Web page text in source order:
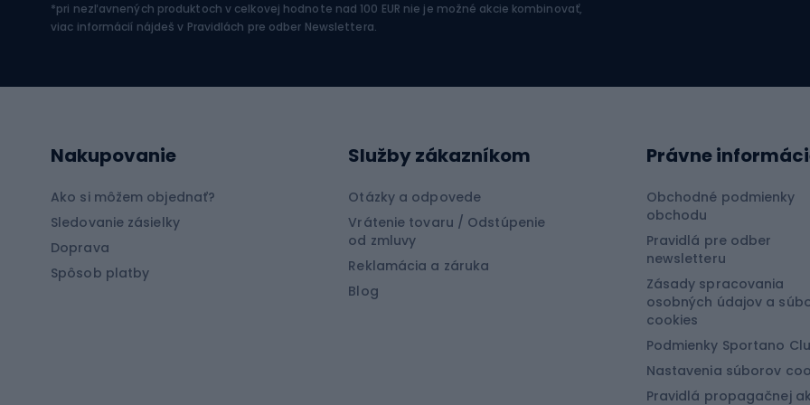
SUP dosky
Cyklistické rukavice
Cyklistické šortky
Cyklistické tričká
Cyklistické nohavice
Bicyklové bundy
Zimné horolezecké vybavenie
Rybolov
Lov mačiek
Rybolov na rotačku
Rybolov na plávanú
Rybolov feeder
Kĺzačky
Snowboard
Prkná pre snowboarding
Topánky na snowboard
Viazanie na snowboard
Snowboardové
Turistické
*pri nezľavnených produktoch v celkovej hodnote nad 100 EUR nie je možné akcie kombinovať,
viac informácií nájdeš v Pravidlách pre odber Newslettera.
Nakupovanie
Ako si môžem objednať?
Sledovanie zásielky
Doprava
Spôsob platby
Služby zákazníkom
Otázky a odpovede
Vrátenie tovaru / Odstúpenie
od zmluvy
Reklamácia a záruka
Blog
Právne
Obchodné podmienky
obchodu
Pravidlá pre odber
newsletteru
Zásady spracovania
osobných údajov a
cookies
Podmienky Sportano
Nastavenia súborov
Pravidlá propagačnej